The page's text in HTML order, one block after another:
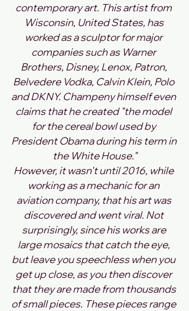
contemporary art. This artist from
Wisconsin, United States, has
worked as a sculptor for major
companies such as Warner
Brothers, Disney, Lenox, Patron,
Belvedere Vodka, Calvin Klein, Polo
and DKNY. Champeny himself even
claims that he created "the model
for the cereal bowl used by
President Obama during his term in
the White House."
However, it wasn't until 2016, while
working as a mechanic for an
aviation company, that his art was
discovered and went viral. Not
surprisingly, since his works are
large mosaics that catch the eye,
but leave you speechless when you
get up close, as you then discover
that they are made from thousands
of small pieces. These pieces range